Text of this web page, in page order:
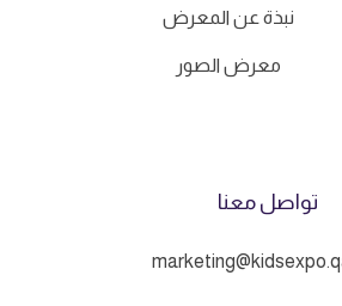
نبذة عن المعرض
معرض الصور
تواصل معنا